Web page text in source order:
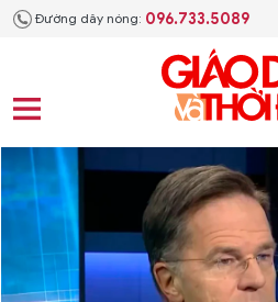
Đường dây nóng: 096.733.5089